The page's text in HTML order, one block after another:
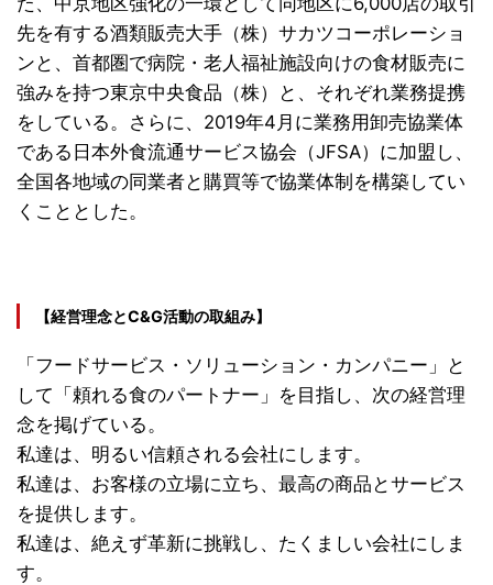
先を有する酒類販売大手（株）サカツコーポレーショ
ンと、首都圏で病院・老人福祉施設向けの食材販売に
強みを持つ東京中央食品（株）と、それぞれ業務提携
をしている。さらに、2019年4月に業務用卸売協業体
である日本外食流通サービス協会（JFSA）に加盟し、
全国各地域の同業者と購買等で協業体制を構築してい
くこととした。
【経営理念とC&G活動の取組み】
「フードサービス・ソリューション・カンパニー」と
して「頼れる食のパートナー」を目指し、次の経営理
念を掲げている。
私達は、明るい信頼される会社にします。
私達は、お客様の立場に立ち、最高の商品とサービス
を提供します。
私達は、絶えず革新に挑戦し、たくましい会社にしま
す。